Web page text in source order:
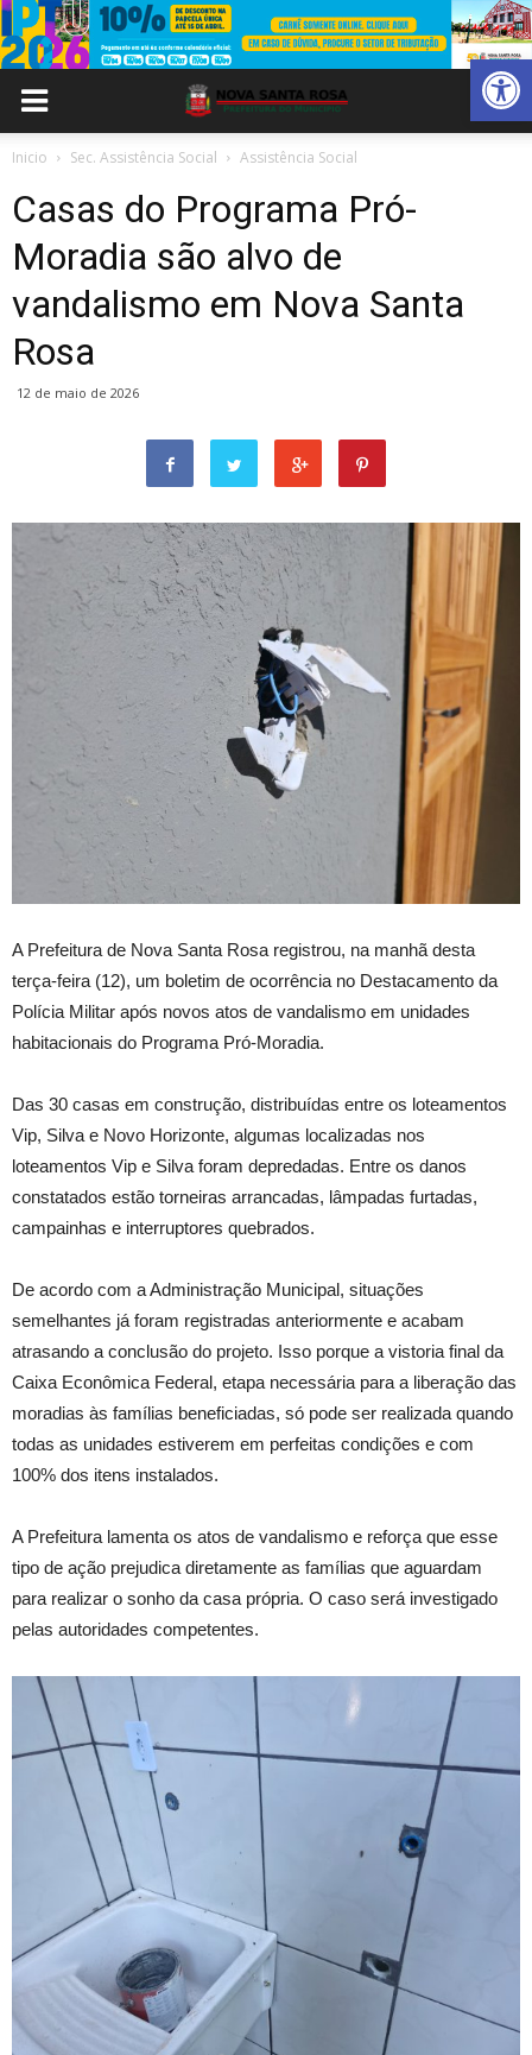
Abrir
Inicio Sec. Assistência Social Assistência Social
Casas do Programa Pró-
Moradia são alvo de
vandalismo em Nova Santa
Rosa
12 de maio de 2026
A Prefeitura de Nova Santa Rosa registrou, na manhã desta
terça-feira (12), um boletim de ocorrência no Destacamento da
Polícia Militar após novos atos de vandalismo em unidades
habitacionais do Programa Pró-Moradia.
Das 30 casas em construção, distribuídas entre os loteamentos
Vip, Silva e Novo Horizonte, algumas localizadas nos
loteamentos Vip e Silva foram depredadas. Entre os danos
constatados estão torneiras arrancadas, lâmpadas furtadas,
campainhas e interruptores quebrados.
De acordo com a Administração Municipal, situações
semelhantes já foram registradas anteriormente e acabam
atrasando a conclusão do projeto. Isso porque a vistoria final da
Caixa Econômica Federal, etapa necessária para a liberação das
moradias às famílias beneficiadas, só pode ser realizada quando
todas as unidades estiverem em perfeitas condições e com
100% dos itens instalados.
A Prefeitura lamenta os atos de vandalismo e reforça que esse
tipo de ação prejudica diretamente as famílias que aguardam
para realizar o sonho da casa própria. O caso será investigado
pelas autoridades competentes.